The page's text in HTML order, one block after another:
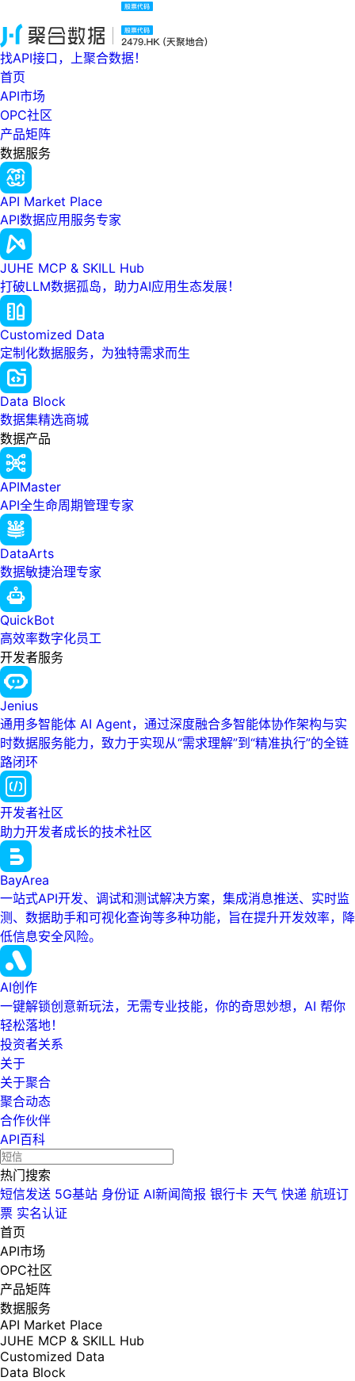
找API接口，上聚合数据！
首页
API市场
OPC社区
产品矩阵
数据服务
API Market Place
API数据应用服务专家
JUHE MCP & SKILL Hub
打破LLM数据孤岛，助力AI应用生态发展！
Customized Data
定制化数据服务，为独特需求而生
Data Block
数据集精选商城
数据产品
APIMaster
API全生命周期管理专家
DataArts
数据敏捷治理专家
QuickBot
高效率数字化员工
开发者服务
Jenius
通用多智能体 AI Agent，通过深度融合多智能体协作架构与实
时数据服务能力，致力于实现从“需求理解”到“精准执行”的全链
路闭环
开发者社区
助力开发者成长的技术社区
BayArea
一站式API开发、调试和测试解决方案，集成消息推送、实时监
测、数据助手和可视化查询等多种功能，旨在提升开发效率，降
低信息安全风险。
AI创作
一键解锁创意新玩法，无需专业技能，你的奇思妙想，AI 帮你
轻松落地！
投资者关系
关于
关于聚合
聚合动态
合作伙伴
API百科
热门搜索
短信发送 5G基站 身份证 AI新闻简报 银行卡 天气 快递 航班订
票 实名认证
首页
API市场
OPC社区
产品矩阵
数据服务
API Market Place
JUHE MCP & SKILL Hub
Customized Data
Data Block